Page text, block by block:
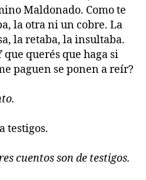
Maldonado. Como te
la otra ni un cobre. La
la retaba, la insultaba.
que querés que haga si
paguen se ponen a reír?
testigos.
cuentos son de testigos.